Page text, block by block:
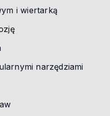
i wiertarką
narzędziami